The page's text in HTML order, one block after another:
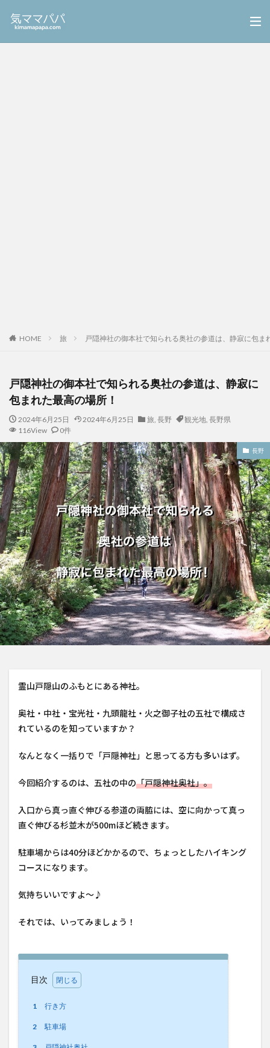
HOME 旅 戸隠神社の御本社で知られる奥社の参道は、静寂に包ま
戸隠神社の御本社で知られる奥社の参道は、静寂に
包まれた最高の場所！
2024年6月25日 2024年6月25日 旅, 長野 観光地, 長野県
116View
0件
長野
霊山戸隠山のふもとにある神社。
奥社・中社・宝光社・九頭龍社・火之御子社の五社で構成さ
れているのを知っていますか？
なんとなく一括りで「戸隠神社」と思ってる方も多いはず。
今回紹介するのは、五社の中の「戸隠神社奥社」。
入口から真っ直ぐ伸びる参道の両脇には、空に向かって真っ
直ぐ伸びる杉並木が500mほど続きます。
駐車場からは40分ほどかかるので、ちょっとしたハイキング
コースになります。
気持ちいいですよ〜♪
それでは、いってみましょう！
目次
1 行き方
2 駐車場